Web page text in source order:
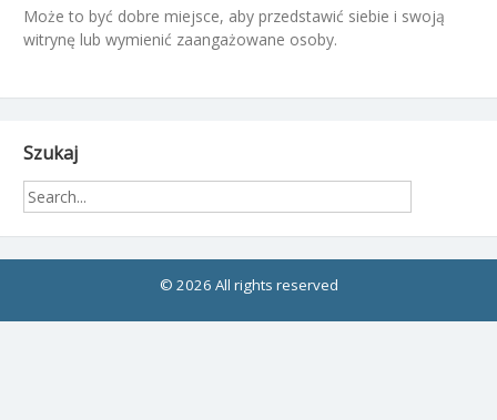
Może to być dobre miejsce, aby przedstawić siebie i swoją
witrynę lub wymienić zaangażowane osoby.
Szukaj
© 2026 All rights reserved